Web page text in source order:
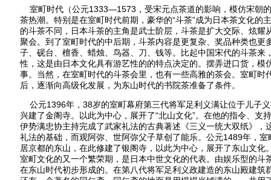
室町时代（公元1333—1573，受宋元点茶道的影响，模仿宋朝的
茶热潮。特别是在室町时代前期，豪华的“斗茶”成为日本茶文化的
的斗茶不同，日本斗茶的主角是武士阶层，斗茶是扩大交际、炫耀
聚会。到了室町时代的中后期，斗茶内容是更复杂、奖品种类也更
子、砚台、檀香、蜡烛、鸟器、刀、钱等。比起中国宋代的斗茶来
性，这是由日本文化具有游艺性的的特点决定的。摆弄进口货，模
事。当然，在室町时代的斗茶会里，也有一些高雅的茶会。室町时
后，逐渐向高级化发展，为东山时代的书院茶准备了条件。
公元1396年，38岁的室町幕府第三代将军足利义满让位于儿子
兴建了金阁寺。以此为中心，展开了“北山文化”。在他的指令、支
伊势满忠协主持完成了武家礼法的古典著述《三义一统大双纸》，
礼法的基础，而观阿弥、世阿弥父子草创了能乐。公元1489年，
居京都的东山，在此修建了银阁寺，以此为中心，展开了东山文化
室町文化的又一个繁荣期，是日本中世文化的代表。由娱乐型的斗
在东山时代初步形成的。在第八代将军足利义政建造的东山殿建筑